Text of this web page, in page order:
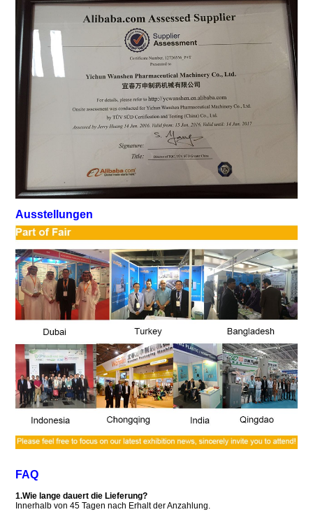
Ausstellungen
FAQ
1.Wie lange dauert die Lieferung?
Innerhalb von 45 Tagen nach Erhalt der Anzahlung.